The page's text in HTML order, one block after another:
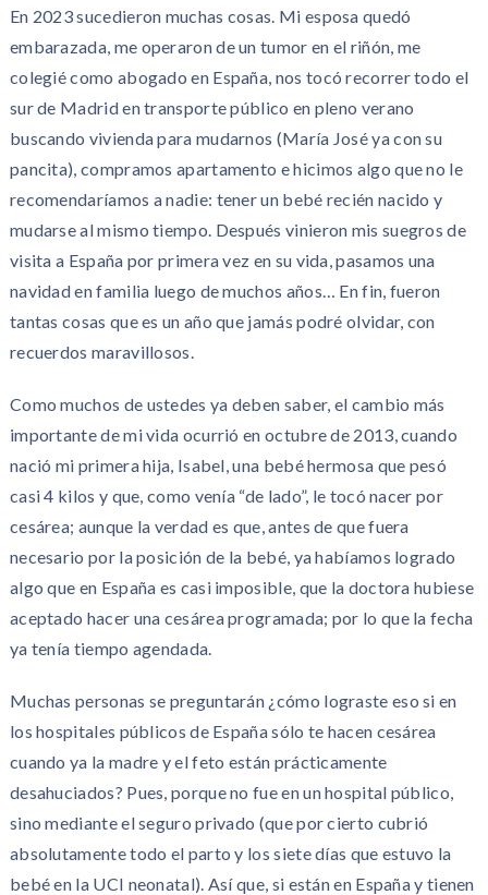
En 2023 sucedieron muchas cosas. Mi esposa quedó
embarazada, me operaron de un tumor en el riñón, me
colegié como abogado en España, nos tocó recorrer todo el
sur de Madrid en transporte público en pleno verano
buscando vivienda para mudarnos (María José ya con su
pancita), compramos apartamento e hicimos algo que no le
recomendaríamos a nadie: tener un bebé recién nacido y
mudarse al mismo tiempo. Después vinieron mis suegros de
visita a España por primera vez en su vida, pasamos una
navidad en familia luego de muchos años… En fin, fueron
tantas cosas que es un año que jamás podré olvidar, con
recuerdos maravillosos.
Como muchos de ustedes ya deben saber, el cambio más
importante de mi vida ocurrió en octubre de 2013, cuando
nació mi primera hija, Isabel, una bebé hermosa que pesó
casi 4 kilos y que, como venía “de lado”, le tocó nacer por
cesárea; aunque la verdad es que, antes de que fuera
necesario por la posición de la bebé, ya habíamos logrado
algo que en España es casi imposible, que la doctora hubiese
aceptado hacer una cesárea programada; por lo que la fecha
ya tenía tiempo agendada.
Muchas personas se preguntarán ¿cómo lograste eso si en
los hospitales públicos de España sólo te hacen cesárea
cuando ya la madre y el feto están prácticamente
desahuciados? Pues, porque no fue en un hospital público,
sino mediante el seguro privado (que por cierto cubrió
absolutamente todo el parto y los siete días que estuvo la
bebé en la UCI neonatal). Así que, si están en España y tienen